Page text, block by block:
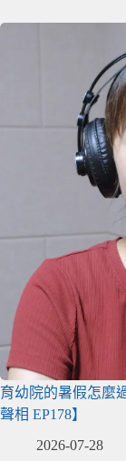
育幼院的暑假怎麼
聲相 EP178】
2026-07-28